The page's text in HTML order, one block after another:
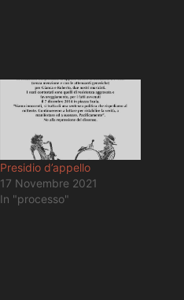
Presidio d’appello
17 Novembre 2021
In "processo"